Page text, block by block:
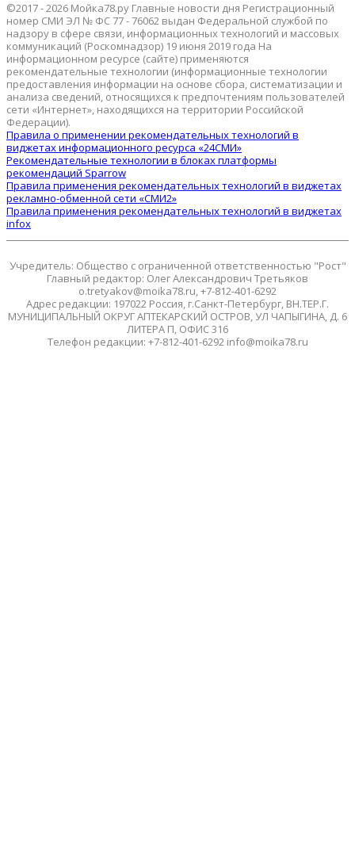
©2017 - 2026 Мойка78.ру Главные новости дня Регистрационный
номер СМИ ЭЛ № ФС 77 - 76062 выдан Федеральной службой по
надзору в сфере связи, информационных технологий и массовых
коммуникаций (Роскомнадзор) 19 июня 2019 года На
информационном ресурсе (сайте) применяются
рекомендательные технологии (информационные технологии
предоставления информации на основе сбора, систематизации и
анализа сведений, относящихся к предпочтениям пользователей
сети «Интернет», находящихся на территории Российской
Федерации).
Правила о применении рекомендательных технологий в
виджетах информационного ресурса «24СМИ»
Рекомендательные технологии в блоках платформы
рекомендаций Sparrow
Правила применения рекомендательных технологий в виджетах
рекламно-обменной сети «СМИ2»
Правила применения рекомендательных технологий в виджетах
infox
Учредитель: Общество с ограниченной ответственностью "Рост"
Главный редактор: Олег Александрович Третьяков
o.tretyakov@moika78.ru, +7-812-401-6292
Адрес редакции: 197022 Россия, г.Санкт-Петербург, ВН.ТЕР.Г.
МУНИЦИПАЛЬНЫЙ ОКРУГ АПТЕКАРСКИЙ ОСТРОВ, УЛ ЧАПЫГИНА, Д. 6
ЛИТЕРА П, ОФИС 316
Телефон редакции: +7-812-401-6292 info@moika78.ru